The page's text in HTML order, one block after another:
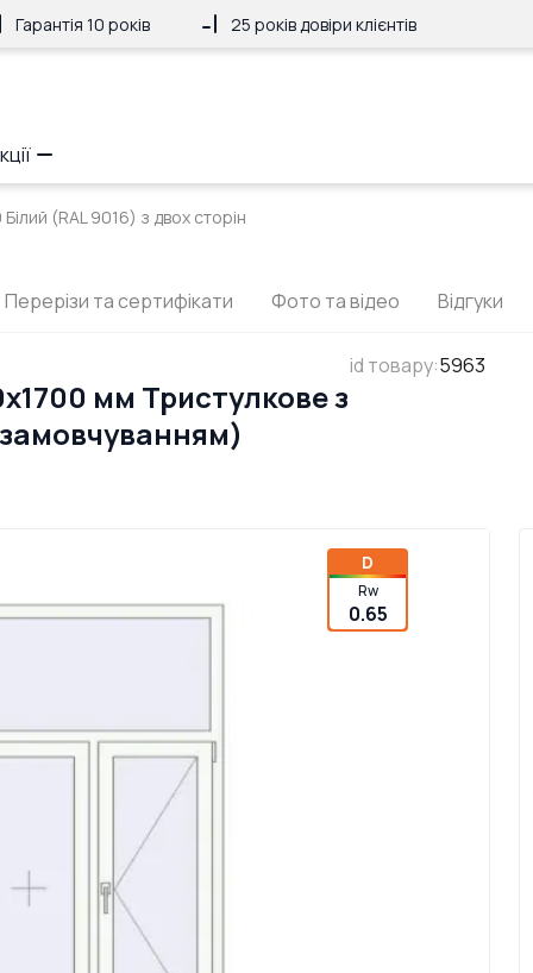
Гарантія 10 років 25 років довіри клієнтів
(RAL 9016) з двох сторін
Перерізи та сертифікати Фото та відео Відгуки
id товару:5963
мм Тристулкове з
D
Rw
0.65